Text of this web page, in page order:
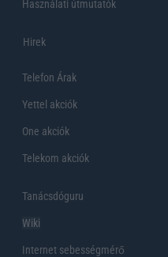
Használati útmutatók
Hirek
Telefon Árak
Yettel akciók
One akciók
Telekom akciók
Tanácsdóguru
Wiki
Internet sebességmérő